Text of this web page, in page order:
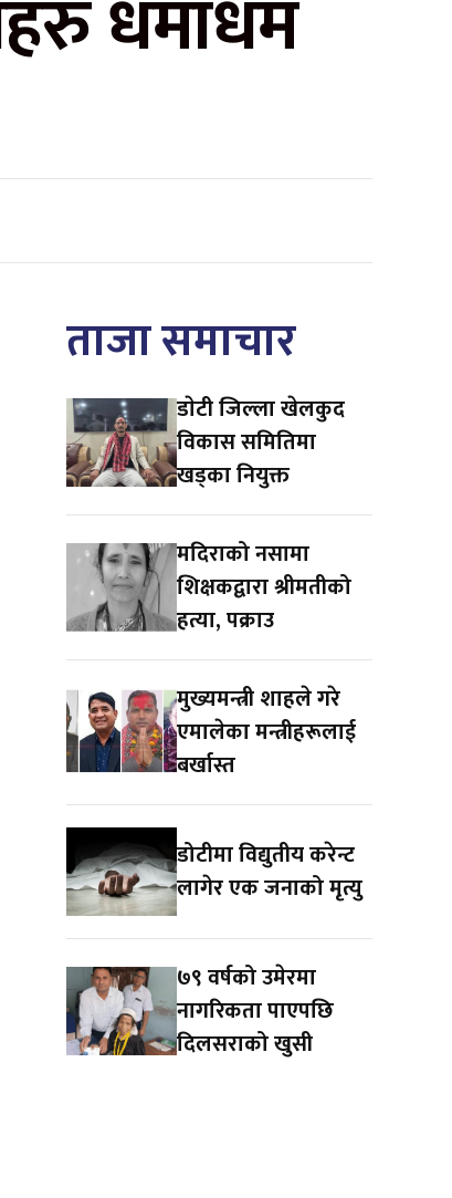
धमाधम
ताजा समाचार
डाेटी जिल्ला खेलकुद
विकास समितिमा
खड्का नियुक्त
मदिराको नसामा
शिक्षकद्वारा श्रीमतीको
हत्या, पक्राउ
मुख्यमन्त्री शाहले गरे
एमालेका मन्त्रीहरूलाई
बर्खास्त
डोटीमा विद्युतीय करेन्ट
लागेर एक जनाको मृत्यु
७९ वर्षको उमेरमा
नागरिकता पाएपछि
दिलसराको खुसी